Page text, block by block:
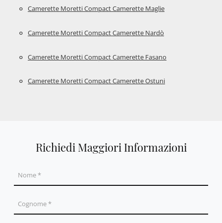
Camerette Moretti Compact Camerette Maglie
Camerette Moretti Compact Camerette Nardò
Camerette Moretti Compact Camerette Fasano
Camerette Moretti Compact Camerette Ostuni
Richiedi Maggiori Informazioni